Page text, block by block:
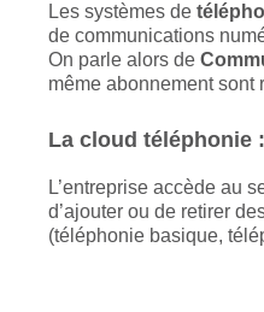
Les systèmes de
de communications
On parle alors de
même abonnement sont
La cloud téléphonie
L’entreprise accède au
d’ajouter ou de retirer
(téléphonie basique,